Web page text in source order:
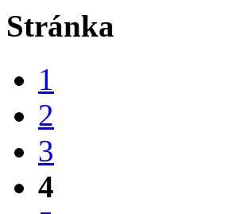
Stránka
1
2
3
4